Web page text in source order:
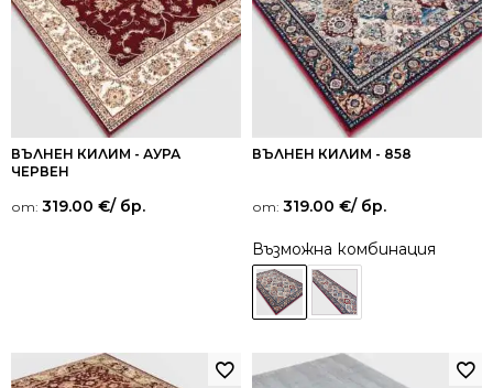
ВЪЛНЕН КИЛИМ - АУРА
ЧЕРВЕН
от: 319.00 €/ бр.
ВЪЛНЕН КИЛИМ - 858
от: 319.00 €/ бр.
Възможна комбинация